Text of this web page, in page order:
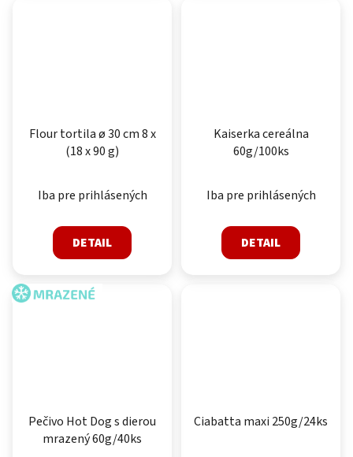
Flour tortila ø 30 cm 8 x
(18 x 90 g)
Iba pre prihlásených
DETAIL
Kaiserka cereálna
60g/100ks
Iba pre prihlásených
DETAIL
MRAZENÉ
Pečivo Hot Dog s dierou
mrazený 60g/40ks
Ciabatta maxi 250g/24ks